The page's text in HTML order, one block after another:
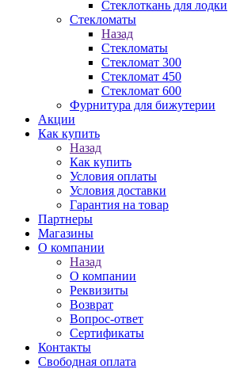
Стеклоткань для лодки
Стекломаты
Назад
Стекломаты
Стекломат 300
Стекломат 450
Стекломат 600
Фурнитура для бижутерии
Акции
Как купить
Назад
Как купить
Условия оплаты
Условия доставки
Гарантия на товар
Партнеры
Магазины
О компании
Назад
О компании
Реквизиты
Возврат
Вопрос-ответ
Сертификаты
Контакты
Свободная оплата